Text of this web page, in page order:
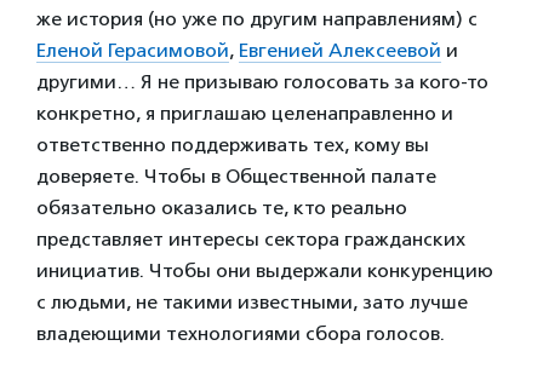
же история (но уже по другим направлениям) с
Еленой Герасимовой, Евгенией Алексеевой и
другими… Я не призываю голосовать за кого-то
конкретно, я приглашаю целенаправленно и
ответственно поддерживать тех, кому вы
доверяете. Чтобы в Общественной палате
обязательно оказались те, кто реально
представляет интересы сектора гражданских
инициатив. Чтобы они выдержали конкуренцию
с людьми, не такими известными, зато лучше
владеющими технологиями сбора голосов.